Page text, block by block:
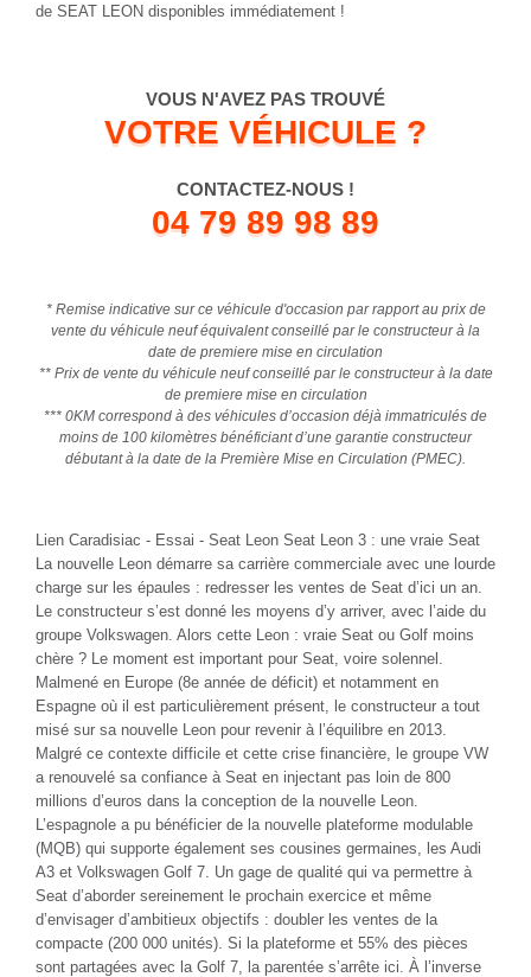
de SEAT LEON disponibles immédiatement !
VOUS N'AVEZ PAS TROUVÉ
VOTRE VÉHICULE ?
CONTACTEZ-NOUS !
04 79 89 98 89
* Remise indicative sur ce véhicule d'occasion par rapport au prix de
vente du véhicule neuf équivalent conseillé par le constructeur à la
date de premiere mise en circulation
** Prix de vente du véhicule neuf conseillé par le constructeur à la date
de premiere mise en circulation
*** 0KM correspond à des véhicules d’occasion déjà immatriculés de
moins de 100 kilomètres bénéficiant d’une garantie constructeur
débutant à la date de la Première Mise en Circulation (PMEC).
Lien Caradisiac - Essai - Seat Leon Seat Leon 3 : une vraie Seat
La nouvelle Leon démarre sa carrière commerciale avec une lourde
charge sur les épaules : redresser les ventes de Seat d’ici un an.
Le constructeur s’est donné les moyens d’y arriver, avec l’aide du
groupe Volkswagen. Alors cette Leon : vraie Seat ou Golf moins
chère ? Le moment est important pour Seat, voire solennel.
Malmené en Europe (8e année de déficit) et notamment en
Espagne où il est particulièrement présent, le constructeur a tout
misé sur sa nouvelle Leon pour revenir à l’équilibre en 2013.
Malgré ce contexte difficile et cette crise financière, le groupe VW
a renouvelé sa confiance à Seat en injectant pas loin de 800
millions d’euros dans la conception de la nouvelle Leon.
L’espagnole a pu bénéficier de la nouvelle plateforme modulable
(MQB) qui supporte également ses cousines germaines, les Audi
A3 et Volkswagen Golf 7. Un gage de qualité qui va permettre à
Seat d’aborder sereinement le prochain exercice et même
d’envisager d’ambitieux objectifs : doubler les ventes de la
compacte (200 000 unités). Si la plateforme et 55% des pièces
sont partagées avec la Golf 7, la parentée s’arrête ici. À l’inverse